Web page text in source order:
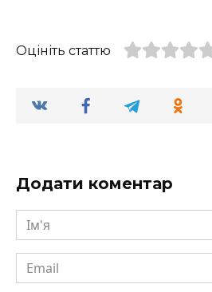
Оцініть статтю
Додати коментар
Ім'я
Email